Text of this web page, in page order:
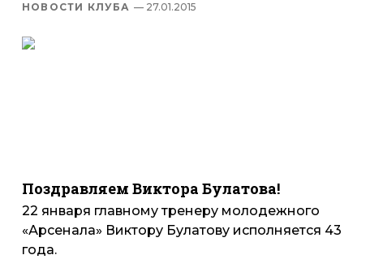
НОВОСТИ КЛУБА — 27.01.2015
Поздравляем Виктора Булатова!
22 января главному тренеру молодежного
«Арсенала» Виктору Булатову исполняется 43
года.